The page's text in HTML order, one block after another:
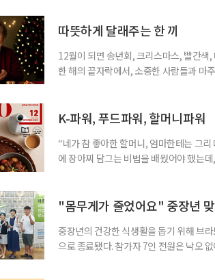
자의 생리적 한계를 고려할 때 소화·흡수
따뜻하게 달래주는 한 끼
12월이 되면 송년회, 크리스마스, 빨간색
한 해의 끝자락에서, 소중한 사람들과 마
장한 김밥, 국밥, 호떡, 떡볶이, 라면 같은
K-파워, 푸드파워, 할머니파워
“네가 참 좋아한 할머니, 엄마한테는 그
에 장아찌 담그는 비법을 배웠어야 했는
만들어주셔서, 고급스런 음식을 잘하는
"몸무게가 줄었어요" 중장년
중장년의 건강한 식생활을 돕기 위해 브
으로 종료됐다. 참가자 7인 전원은 낙오